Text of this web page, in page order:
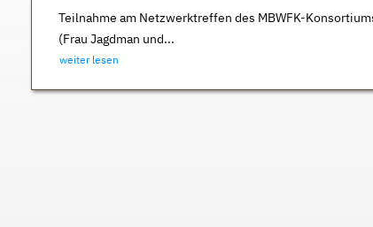
Teilnahme am Netzwerktreffen des MBWFK-
(Frau Jagdman und...
weiter lesen